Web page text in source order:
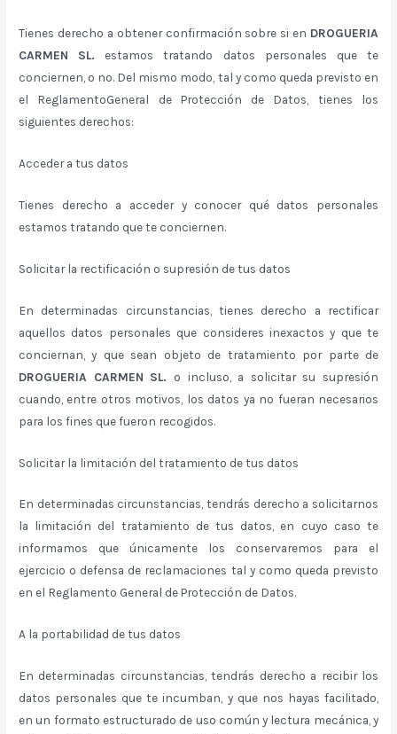
Tienes derecho a obtener confirmación sobre si en DROGUERIA
CARMEN SL. estamos tratando datos personales que te
conciernen, o no. Del mismo modo, tal y como queda previsto en
el ReglamentoGeneral de Protección de Datos, tienes los
siguientes derechos:
Acceder a tus datos
Tienes derecho a acceder y conocer qué datos personales
estamos tratando que te conciernen.
Solicitar la rectificación o supresión de tus datos
En determinadas circunstancias, tienes derecho a rectificar
aquellos datos personales que consideres inexactos y que te
conciernan, y que sean objeto de tratamiento por parte de
DROGUERIA CARMEN SL. o incluso, a solicitar su supresión
cuando, entre otros motivos, los datos ya no fueran necesarios
para los fines que fueron recogidos.
Solicitar la limitación del tratamiento de tus datos
En determinadas circunstancias, tendrás derecho a solicitarnos
la limitación del tratamiento de tus datos, en cuyo caso te
informamos que únicamente los conservaremos para el
ejercicio o defensa de reclamaciones tal y como queda previsto
en el Reglamento General de Protección de Datos.
A la portabilidad de tus datos
En determinadas circunstancias, tendrás derecho a recibir los
datos personales que te incumban, y que nos hayas facilitado,
en un formato estructurado de uso común y lectura mecánica, y